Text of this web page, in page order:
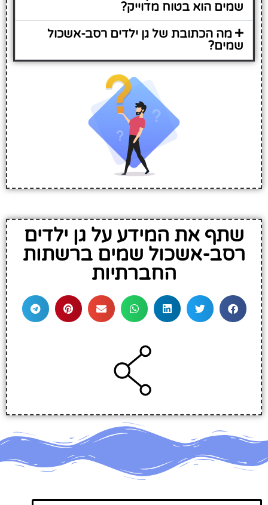
שמים הוא בטוח מדוייק?
מה הכתובת של גן ילדים רסב-אשכול
שמים?
שתף את המידע על גן ילדים
רסב-אשכול שמים ברשתות
החברתיות